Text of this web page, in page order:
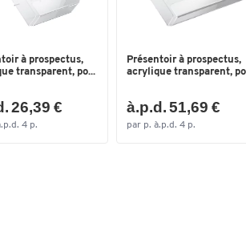
à prospectus,
transparent, po...
26,39 €
4 p.
Présentoir à prospectus,
acrylique transparent,
à.p.d. 51,69 €
par p. à.p.d. 4 p.